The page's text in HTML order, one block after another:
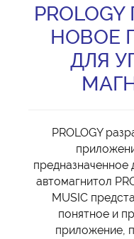
НОВОЕ
ДЛЯ
PROLOGY
предназначенное
автомагнитол
MUSIC
понятное и
приложение,